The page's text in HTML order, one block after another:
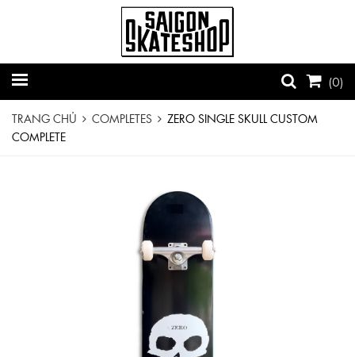
(0)
TRANG CHỦ COMPLETES
ZERO SINGLE SKULL CUSTOM
COMPLETE